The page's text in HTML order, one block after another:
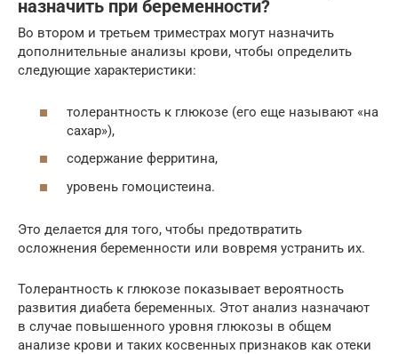
назначить при беременности?
Во втором и третьем триместрах могут назначить
дополнительные анализы крови, чтобы определить
следующие характеристики:
толерантность к глюкозе (его еще называют «на
сахар»),
содержание ферритина,
уровень гомоцистеина.
Это делается для того, чтобы предотвратить
осложнения беременности или вовремя устранить их.
Толерантность к глюкозе показывает вероятность
развития диабета беременных. Этот анализ назначают
в случае повышенного уровня глюкозы в общем
анализе крови и таких косвенных признаков как отеки